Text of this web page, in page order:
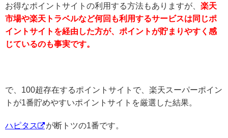
お得なポイントサイトの利用する方法もありますが、 楽天
市場や楽天トラベルなど何回も利用するサービスは同じポ
イントサイトを経由した方が、ポイントが貯まりやすく感
じているのも事実です。
で、100超存在するポイントサイトで、楽天スーパーポイン
トが1番貯めやすいポイントサイトを厳選した結果。
ハピタス が断トツの1番です。